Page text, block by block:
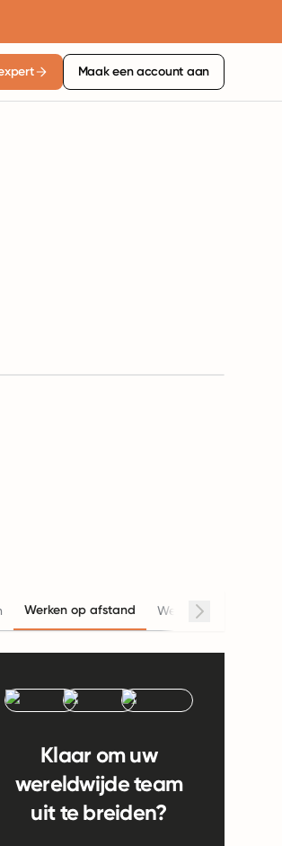
Maak een account aan
Werken op afstand Werkuren
Klaar om uw
wereldwijde team
uit te breiden?